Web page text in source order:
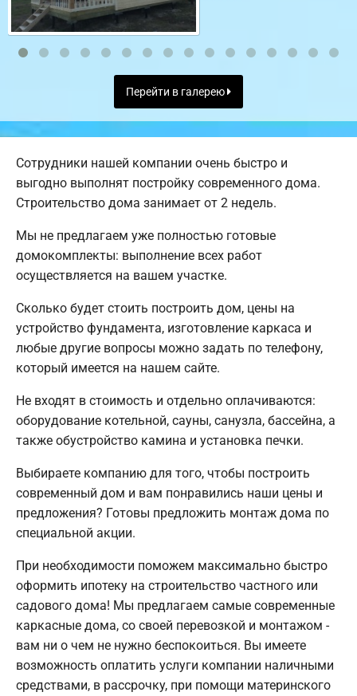
Перейти в галерею
Сотрудники нашей компании очень быстро и
выгодно выполнят постройку современного дома.
Строительство дома занимает от 2 недель.
Мы не предлагаем уже полностью готовые
домокомплекты: выполнение всех работ
осуществляется на вашем участке.
Сколько будет стоить построить дом, цены на
устройство фундамента, изготовление каркаса и
любые другие вопросы можно задать по телефону,
который имеется на нашем сайте.
Не входят в стоимость и отдельно оплачиваются:
оборудование котельной, сауны, санузла, бассейна, а
также обустройство камина и установка печки.
Выбираете компанию для того, чтобы построить
современный дом и вам понравились наши цены и
предложения? Готовы предложить монтаж дома по
специальной акции.
При необходимости поможем максимально быстро
оформить ипотеку на строительство частного или
садового дома! Мы предлагаем самые современные
каркасные дома, со своей перевозкой и монтажом -
вам ни о чем не нужно беспокоиться. Вы имеете
возможность оплатить услуги компании наличными
средствами, в рассрочку, при помощи материнского